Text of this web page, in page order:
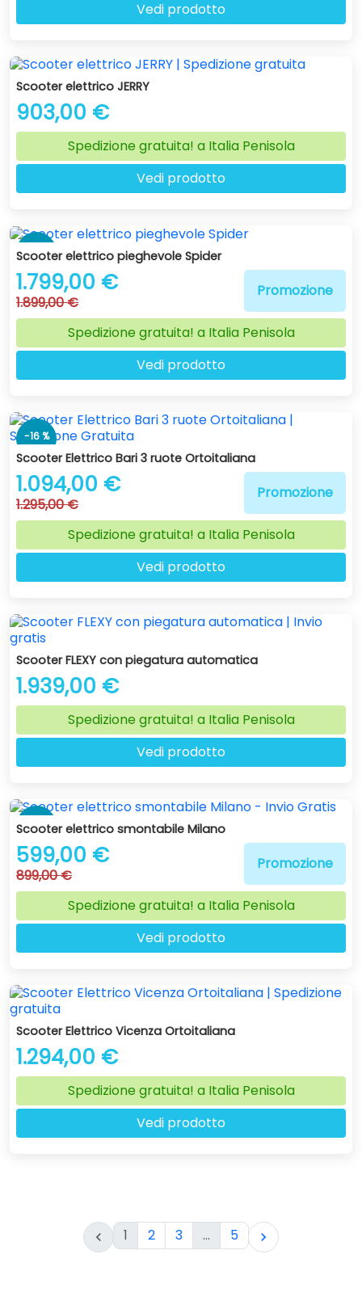
Vedi prodotto
Scooter elettrico JERRY
903,00 €
Spedizione gratuita! a Italia Penisola
Vedi prodotto
-5 %
Scooter elettrico pieghevole Spider
1.799,00 €
1.899,00 €
Promozione
Spedizione gratuita! a Italia Penisola
Vedi prodotto
-16 %
Scooter Elettrico Bari 3 ruote Ortoitaliana
1.094,00 €
1.295,00 €
Promozione
Spedizione gratuita! a Italia Penisola
Vedi prodotto
Scooter FLEXY con piegatura automatica
1.939,00 €
Spedizione gratuita! a Italia Penisola
Vedi prodotto
-33 %
Scooter elettrico smontabile Milano
599,00 €
899,00 €
Promozione
Spedizione gratuita! a Italia Penisola
Vedi prodotto
Scooter Elettrico Vicenza Ortoitaliana
1.294,00 €
Spedizione gratuita! a Italia Penisola
Vedi prodotto
 1 2 3 … 5 